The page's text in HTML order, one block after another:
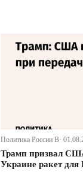
Политика России В·
Трамп призвал
Украине ракет для